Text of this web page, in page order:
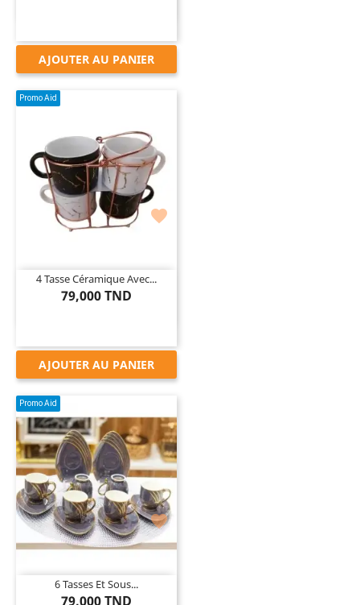
AJOUTER AU PANIER

Promo Aid
4 Tasse Céramique Avec...
79,000 TND
AJOUTER AU PANIER

Promo Aid
6 Tasses Et Sous...
79,000 TND